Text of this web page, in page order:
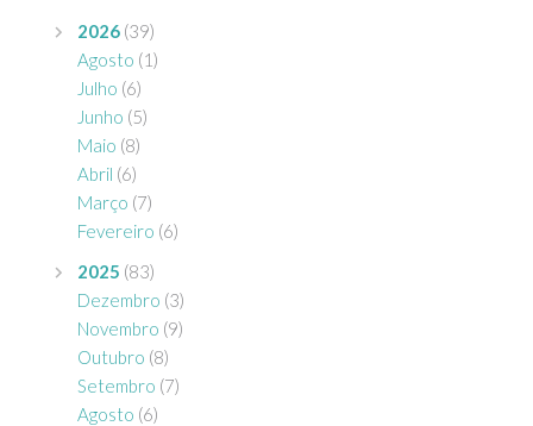
2026 (39)
Agosto (1)
Julho (6)
Junho (5)
Maio (8)
Abril (6)
Março (7)
Fevereiro (6)
2025 (83)
Dezembro (3)
Novembro (9)
Outubro (8)
Setembro (7)
Agosto (6)